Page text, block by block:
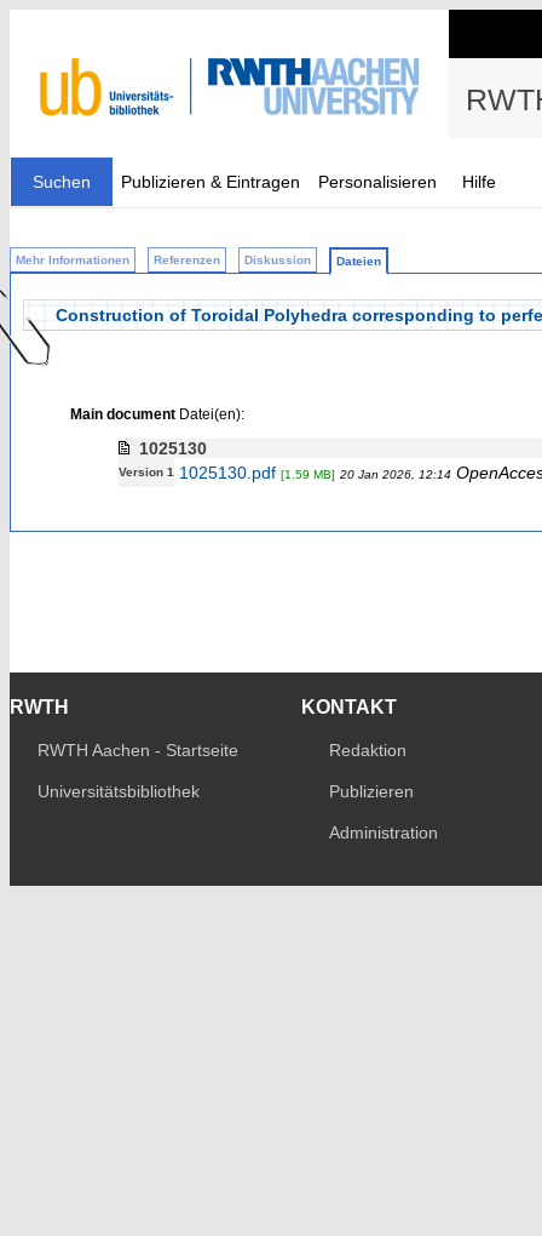
Suchen Publizieren & Eintragen Personalisieren Hilfe
Mehr Informationen Referenzen Diskussion Dateien
Construction of Toroidal Polyhedra corresponding to
Main documentDatei(en):
1025130
Version 1 1025130.pdf [1.59 MB] 20 Jan 2026, 12:14
RWTH
RWTH Aachen - Startseite
Universitätsbibliothek
KONTAKT
Redaktion
Publizieren
Administration